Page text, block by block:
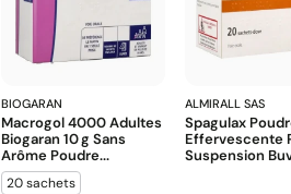
BIOGARAN
Macrogol 4000 Adultes
Biogaran 10 G Sans
Arôme Poudre...
20 sachets
ALMIRALL SAS
Spagulax
Effervescente
Suspension